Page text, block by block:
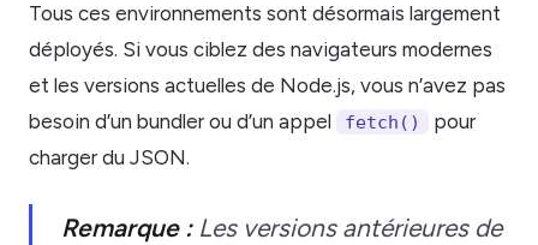
Tous ces environnements sont désormais largement
déployés. Si vous ciblez des navigateurs modernes
et les versions actuelles de Node.js, vous n’avez pas
besoin d’un bundler ou d’un appel
fetch()
pour
charger du JSON.
Remarque :Les versions antérieures de